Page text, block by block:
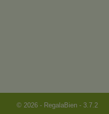
© 2026 - RegalaBien - 3.7.2